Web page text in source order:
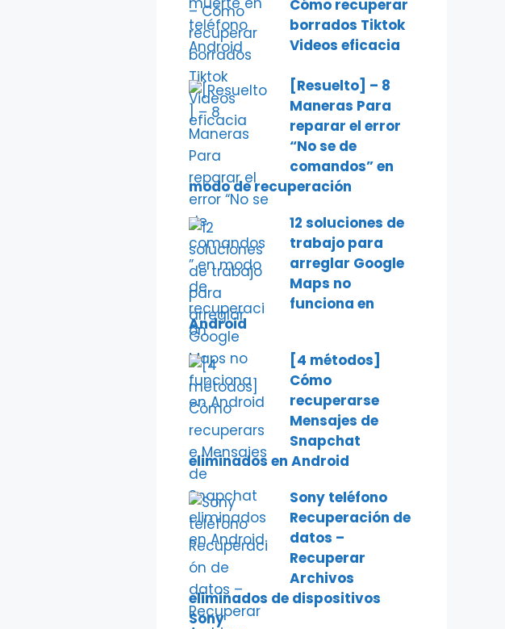
Cómo recuperar
borrados Tiktok
Videos eficacia
[Resuelto] – 8
Maneras Para
reparar el error
“No se de
comandos” en
modo de recuperación
12 soluciones de
trabajo para
arreglar Google
Maps no
funciona en
Android
[4 métodos]
Cómo
recuperarse
Mensajes de
Snapchat
eliminados en Android
Sony teléfono
Recuperación de
datos –
Recuperar
Archivos
eliminados de dispositivos
Sony